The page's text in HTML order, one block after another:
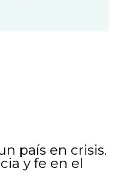
país en crisis.
y fe en el